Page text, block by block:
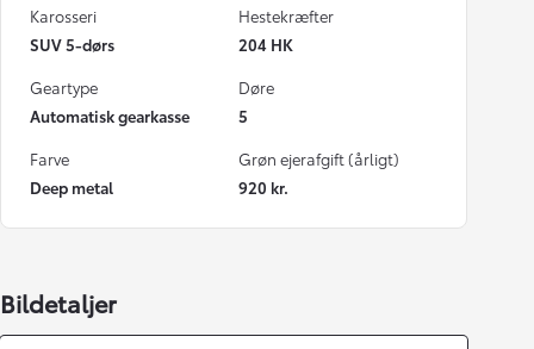
Karosseri
SUV 5-dørs
Hestekræfter
204 HK
Geartype
Automatisk gearkasse
Døre
5
Farve
Deep metal
Grøn ejerafgift (årligt)
920 kr.
Bildetaljer